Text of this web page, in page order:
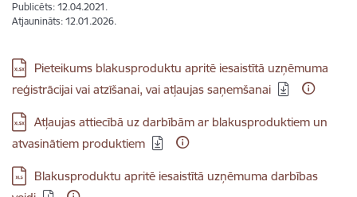
Publicēts: 12.04.2021.
Atjaunināts: 12.01.2026.
Lejupielādēt:
Pieteikums blakusproduktu apritē iesaistītā uzņēmuma
reģistrācijai vai atzīšanai, vai atļaujas saņemšanai
Lejupielādēt:
Atļaujas attiecībā uz darbībām ar blakusproduktiem un
atvasinātiem produktiem
Lejupielādēt:
Blakusproduktu apritē iesaistītā uzņēmuma darbības